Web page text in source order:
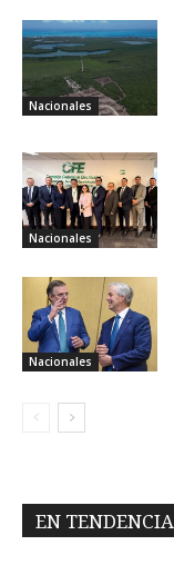
Nacionales
Nacionales
Nacionales
EN TENDENCIA